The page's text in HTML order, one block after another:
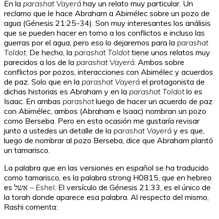
En la parashat Vayerá hay un relato muy particular. Un
reclamo que le hace Abraham a Abimélec sobre un pozo de
agua (Génesis 21:25-34). Son muy interesantes los análisis
que se pueden hacer en torno a los conflictos e incluso las
guerras por el agua, pero eso lo dejaremos para la parashat
Toldot. De hecho, la parashat Toldottiene unos relatos muy
parecidos a los de la parashat Vayerá. Ambos sobre
conflictos por pozos, interacciones con Abimélec y acuerdos
de paz. Solo que en la parashat Vayerá el protagonista de
dichas historias es Abraham y en la parashat Toldotlo es
Isaac. En ambas parashotluego de hacer un acuerdo de paz
con Abimélec, ambos (Abraham e Isaac) nombran un pozo
como Berseba. Pero en esta ocasión me gustaría revisar
junto a ustedes un detalle de la parashat Vayerá y es que,
luego de nombrar al pozo Berseba, dice que Abraham plantó
un tamarisco.
La palabra que en las versiones en español se ha traducido
como tamarisco, es la palabra strong H0815, que en hebreo
es אשל – Eshel. El versículo de Génesis 21:33, es el único de
la torah donde aparece esa palabra. Al respecto del mismo,
Rashi comenta: